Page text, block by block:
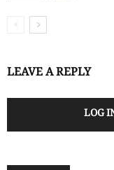
LEAVE A REPLY
LOG